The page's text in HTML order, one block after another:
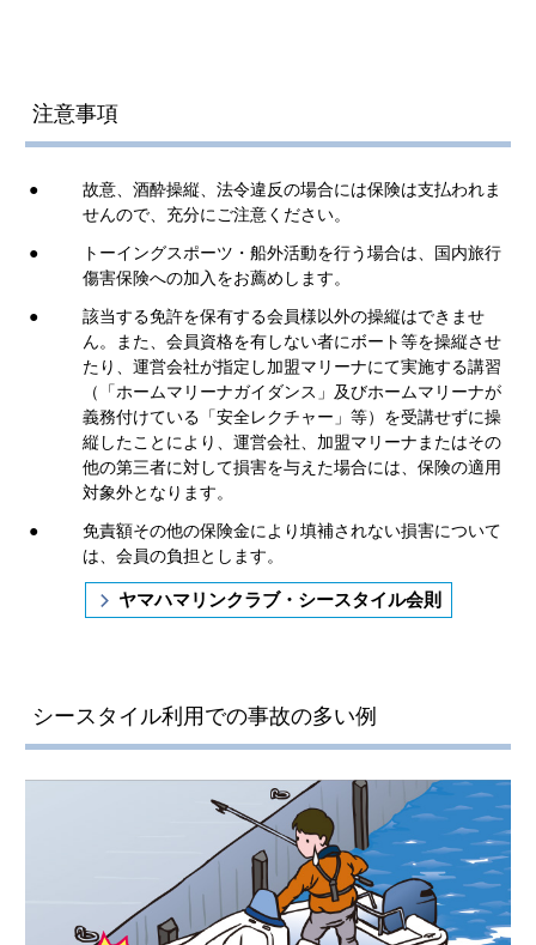
注意事項
●
故意、酒酔操縦、法令違反の場合には保険は支払われま
せんので、充分にご注意ください。
●
トーイングスポーツ・船外活動を行う場合は、国内旅行
傷害保険への加入をお薦めします。
●
該当する免許を保有する会員様以外の操縦はできませ
ん。また、会員資格を有しない者にボート等を操縦させ
たり、運営会社が指定し加盟マリーナにて実施する講習
（「ホームマリーナガイダンス」及びホームマリーナが
義務付けている「安全レクチャー」等）を受講せずに操
縦したことにより、運営会社、加盟マリーナまたはその
他の第三者に対して損害を与えた場合には、保険の適用
対象外となります。
●
免責額その他の保険金により填補されない損害について
は、会員の負担とします。
ヤマハマリンクラブ・シースタイル会則
シースタイル利用での事故の多い例